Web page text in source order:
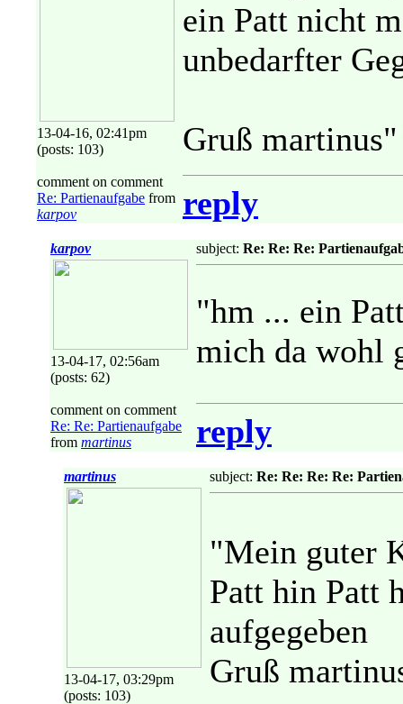
13-04-16, 02:41pm
(posts: 103)
comment on comment
Re: Partienaufgabe from
karpov
ein Patt nicht
unbedarfter
Gruß martinus"
reply
karpov
13-04-17, 02:56am
(posts: 62)
comment on comment
Re: Re: Partienaufgabe
from martinus
subject: Re: Re: Re:
"hm ... ein
mich da wohl
reply
martinus
13-04-17, 03:29pm
(posts: 103)
subject: Re: Re: Re: Re:
"Mein guter
Patt hin Patt
aufgegeben
Gruß